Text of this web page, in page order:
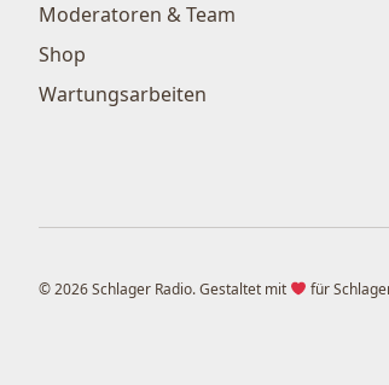
Moderatoren & Team
Shop
Wartungsarbeiten
© 2026 Schlager Radio. Gestaltet mit für